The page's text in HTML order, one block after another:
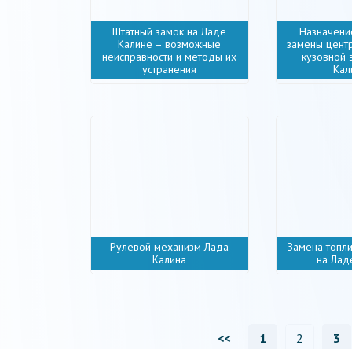
Штатный замок на Ладе
Калине – возможные
неисправности и методы их
устранения
замены
кузовной
Рулевой механизм Лада
Калина
Замена
на
<< 1 2 3